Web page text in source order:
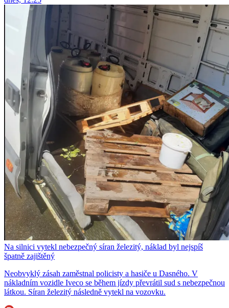
Na silnici vytekl nebezpečný síran železitý, náklad byl nejspíš
špatně zajištěný
Neobvyklý zásah zaměstnal policisty a hasiče u Dasného. V
nákladním vozidle Iveco se během jízdy převrátil sud s nebezpečnou
látkou. Síran železitý následně vytekl na vozovku.